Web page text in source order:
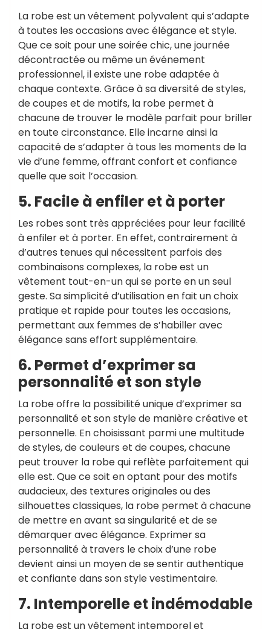
La robe est un vêtement polyvalent qui s’adapte
à toutes les occasions avec élégance et style.
Que ce soit pour une soirée chic, une journée
décontractée ou même un événement
professionnel, il existe une robe adaptée à
chaque contexte. Grâce à sa diversité de styles,
de coupes et de motifs, la robe permet à
chacune de trouver le modèle parfait pour briller
en toute circonstance. Elle incarne ainsi la
capacité de s’adapter à tous les moments de la
vie d’une femme, offrant confort et confiance
quelle que soit l’occasion.
5. Facile à enfiler et à porter
Les robes sont très appréciées pour leur facilité
à enfiler et à porter. En effet, contrairement à
d’autres tenues qui nécessitent parfois des
combinaisons complexes, la robe est un
vêtement tout-en-un qui se porte en un seul
geste. Sa simplicité d’utilisation en fait un choix
pratique et rapide pour toutes les occasions,
permettant aux femmes de s’habiller avec
élégance sans effort supplémentaire.
6. Permet d’exprimer sa
personnalité et son style
La robe offre la possibilité unique d’exprimer sa
personnalité et son style de manière créative et
personnelle. En choisissant parmi une multitude
de styles, de couleurs et de coupes, chacune
peut trouver la robe qui reflète parfaitement qui
elle est. Que ce soit en optant pour des motifs
audacieux, des textures originales ou des
silhouettes classiques, la robe permet à chacune
de mettre en avant sa singularité et de se
démarquer avec élégance. Exprimer sa
personnalité à travers le choix d’une robe
devient ainsi un moyen de se sentir authentique
et confiante dans son style vestimentaire.
7. Intemporelle et indémodable
La robe est un vêtement intemporel et